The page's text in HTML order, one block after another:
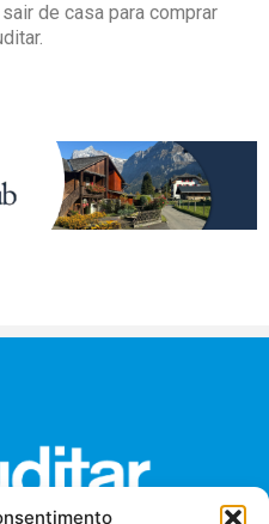
de casa para comprar